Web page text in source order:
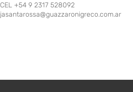
CEL +54 9 2317 528092
jasantarossa@guazzaronigreco.com.ar